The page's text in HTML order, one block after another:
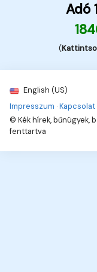
Adó
(
English (US)
Impresszum ·Kapcsolat
© Kék hírek, bűnügyek,
fenttartva